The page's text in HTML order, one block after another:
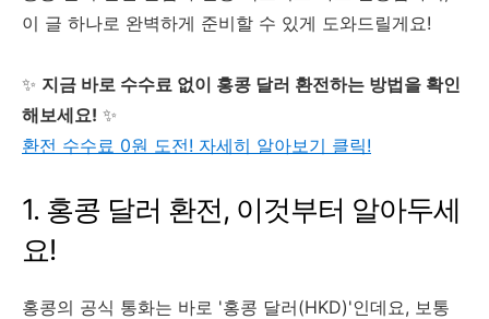
이 글 하나로 완벽하게 준비할 수 있게 도와드릴게요!
✨ 지금 바로 수수료 없이 홍콩 달러 환전하는 방법을 확인
해보세요! ✨
환전 수수료 0원 도전! 자세히 알아보기 클릭!
1. 홍콩 달러 환전, 이것부터 알아두세
요!
홍콩의 공식 통화는 바로 '홍콩 달러(HKD)'인데요, 보통